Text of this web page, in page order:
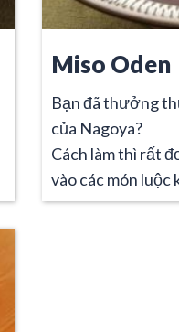
Miso Oden
Bạn đã thưởng
của Nagoya?
Cách làm thì rất
vào các món luộc